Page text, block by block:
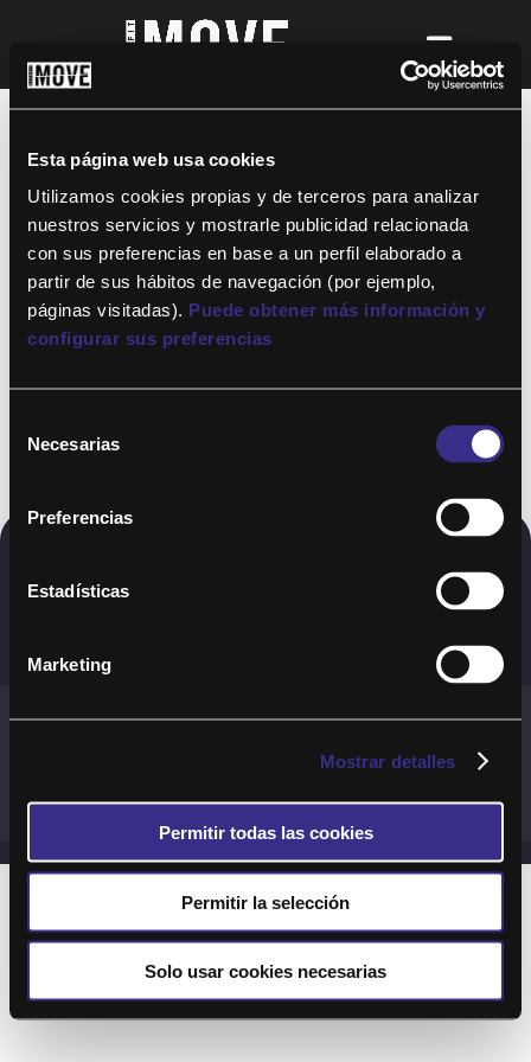
Esta página web usa cookies
Utilizamos cookies propias y de terceros para analizar
nuestros servicios y mostrarle publicidad relacionada
con sus preferencias en base a un perfil elaborado a
partir de sus hábitos de navegación (por ejemplo,
páginas visitadas). Puede obtener más información y
configurar sus preferencias
Necesarias
Preferencias
Estadísticas
Marketing
Mostrar detalles
Permitir todas las cookies
Permitir la selección
Solo usar cookies necesarias
¡Para disfrutar de ALTAFIT MOVE tienes
así podrás acceder a todos nuestros
entrenamientos y clases online donde
quieras!
Copyright © 2020. Todos los derechos
Términos y Cond. Generales de uso del Servicio
Preguntas Frecuentes